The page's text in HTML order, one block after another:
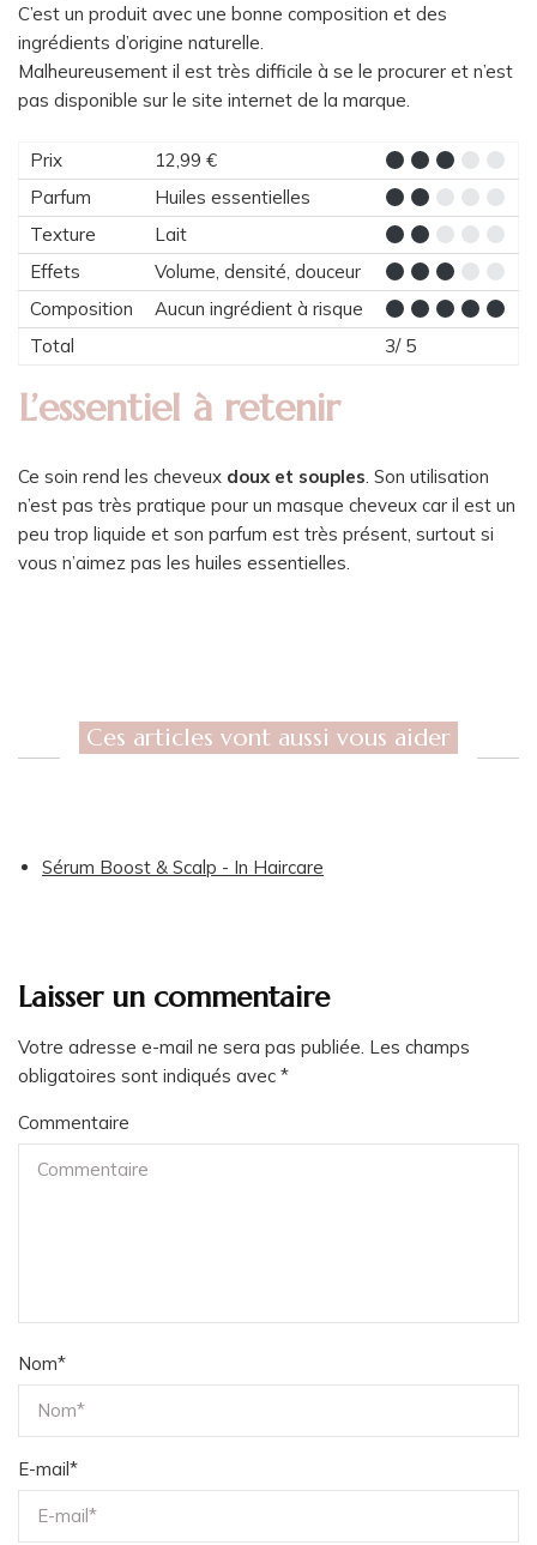
C’est un produit avec une bonne composition et des
ingrédients d’origine naturelle.
Malheureusement il est très difficile à se le procurer et n’est
pas disponible sur le site internet de la marque.
Prix
12,99 €
Parfum
Huiles essentielles
Texture
Lait
Effets
Volume, densité, douceur
Composition
Aucun ingrédient à risque
Total
3/ 5
L’essentiel à retenir
Ce soin rend les cheveux doux et souples . Son utilisation
n’est pas très pratique pour un masque cheveux car il est un
peu trop liquide et son parfum est très présent, surtout si
vous n’aimez pas les huiles essentielles.
Ces articles vont aussi vous aider
Sérum Boost & Scalp - In Haircare
Laisser un commentaire
Votre adresse e-mail ne sera pas publiée. Les champs
obligatoires sont indiqués avec *
Commentaire
Nom*
E-mail*